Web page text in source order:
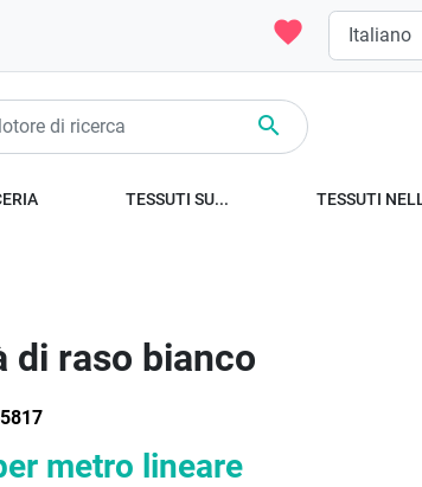
favorite

TESSUTI SU... TESSUTI
di raso bianco
metro lineare